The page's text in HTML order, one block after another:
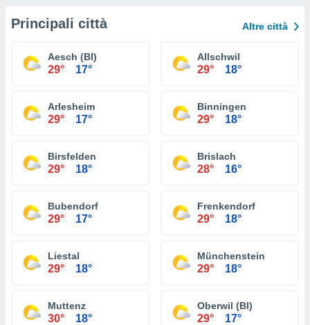
Principali città Altre città
Aesch (Bl)
29° 17°
Allschwil
29° 18°
Arlesheim
29° 17°
Binningen
29° 18°
Birsfelden
29° 18°
Brislach
28° 16°
Bubendorf
29° 17°
Frenkendorf
29° 18°
Liestal
29° 18°
Münchenstein
29° 18°
Muttenz
30° 18°
Oberwil (Bl)
29° 17°